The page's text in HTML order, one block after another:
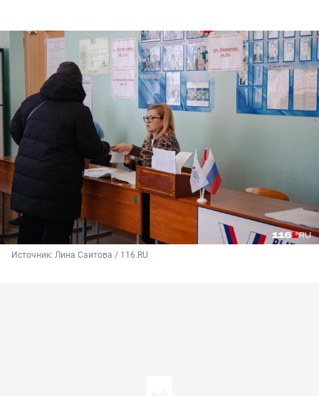
Источник: Лина Саитова / 116.RU